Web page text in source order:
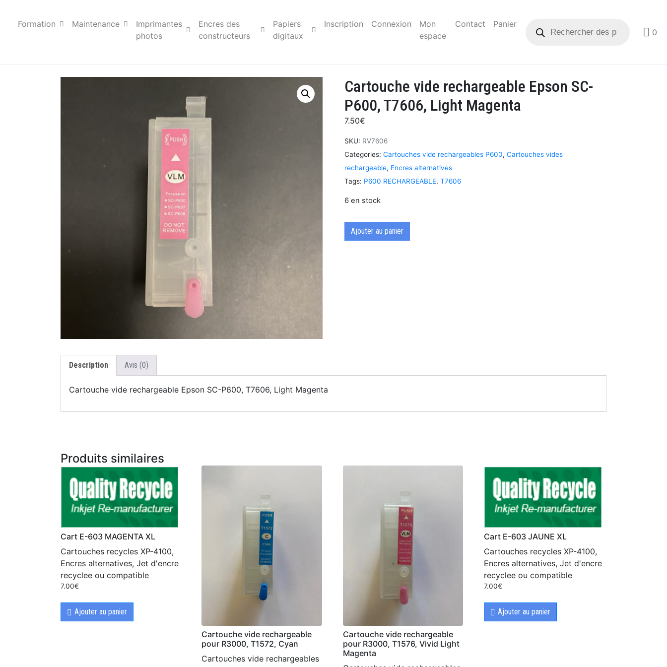
Formation Maintenance
Imprimantes
photos
Encres des
constructeurs
Papiers
digitaux
Inscription Connexion
Mon
espace
Contact
Panier
0
Cartouche vide rechargeable Epson SC-
P600, T7606, Light Magenta
7.50€
SKU: RV7606
Categories: Cartouches vide rechargeables P600, Cartouches vides
rechargeable, Encres alternatives
Tags: P600 RECHARGEABLE, T7606
6 en stock
Ajouter au panier
Description Avis (0)
Cartouche vide rechargeable Epson SC-P600, T7606, Light Magenta
Produits similaires
Cart E-603 MAGENTA XL
Cartouches recycles XP-4100,
Encres alternatives, Jet d'encre
recyclee ou compatible
7.00€
Ajouter au panier
Cartouche vide rechargeable
pour R3000, T1572, Cyan
Cartouches vide rechargeables
Cartouche vide rechargeable
pour R3000, T1576, Vivid Light
Magenta
Cart E-603 JAUNE XL
Cartouches recycles XP-4100,
Encres alternatives, Jet d'encre
recyclee ou compatible
7.00€
Ajouter au panier